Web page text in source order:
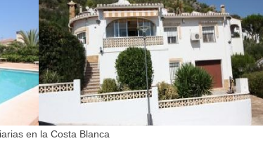
en la Costa Blanca